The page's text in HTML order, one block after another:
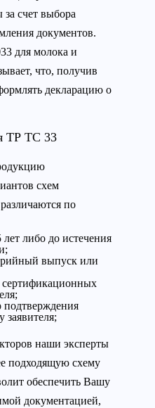
счет выбора
документов.
для молока и
что, получив
декларацию о
ТР ТС 33
схем
по
либо до истечения
выпуск или
подтверждения
наши эксперты
подходящую схему
обеспечить Вашу
документацией,